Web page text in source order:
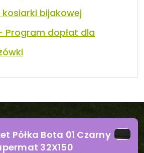
bijakowej
Program dopłat dla
Półka Bota 01 Czarny
32X150